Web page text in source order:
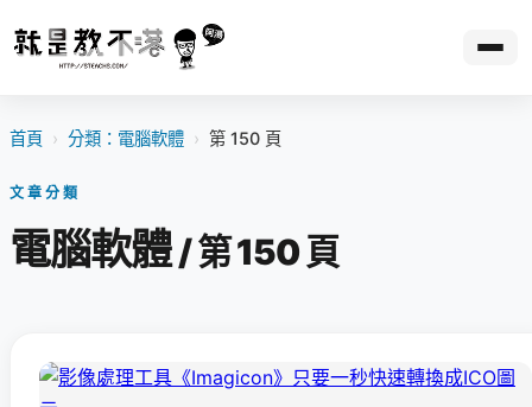
首頁 › 分類：電腦軟體 › 第 150 頁
文章分類
電腦軟體/ 第 150 頁